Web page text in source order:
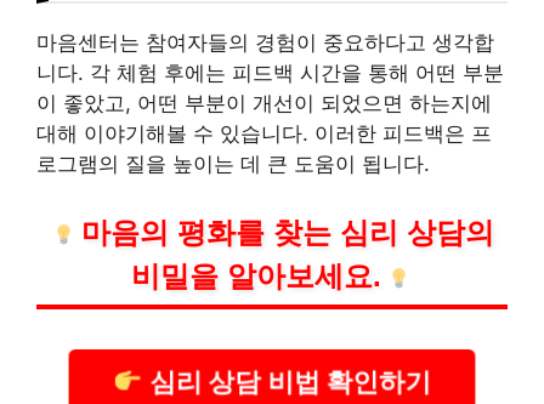
마음센터는 참여자들의 경험이 중요하다고 생각합
니다. 각 체험 후에는 피드백 시간을 통해 어떤 부분
이 좋았고, 어떤 부분이 개선이 되었으면 하는지에
대해 이야기해볼 수 있습니다. 이러한 피드백은 프
로그램의 질을 높이는 데 큰 도움이 됩니다.
마음의 평화를 찾는 심리 상담의
비밀을 알아보세요.
심리 상담 비법 확인하기